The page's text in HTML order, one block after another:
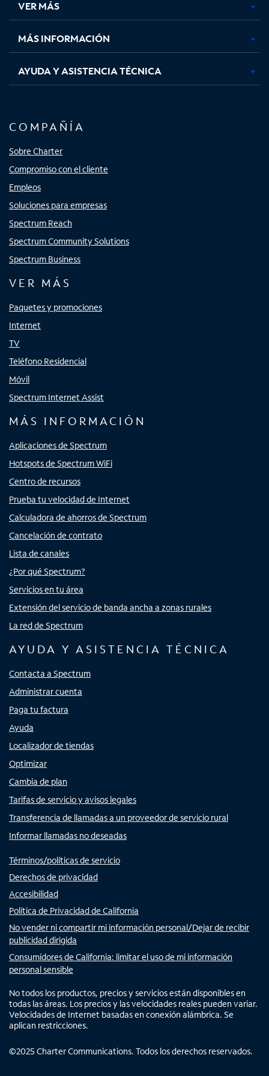
pestaña
nueva
pestaña
nueva
pestaña
nuevanueva
VER MÁS
MÁS INFORMACIÓN
AYUDA Y ASISTENCIA TÉCNICA
COMPAÑÍA
Sobre Charter
Compromiso con el cliente
Empleos
Soluciones para empresas
Spectrum Reach
Spectrum Community Solutions
Spectrum Business
VER MÁS
Paquetes y promociones
Internet
TV
Teléfono Residencial
Móvil
Spectrum Internet Assist
MÁS INFORMACIÓN
Aplicaciones de Spectrum
Hotspots de Spectrum WiFi
Centro de recursos
Prueba tu velocidad de Internet
Calculadora de ahorros de Spectrum
Cancelación de contrato
Lista de canales
¿Por qué Spectrum?
Servicios en tu área
Extensión del servicio de banda ancha a zonas rurales
La red de Spectrum
AYUDA Y ASISTENCIA TÉCNICA
Contacta a Spectrum
Administrar cuenta
Paga tu factura
Ayuda
Localizador de tiendas
Optimizar
Cambia de plan
Tarifas de servicio y avisos legales
Transferencia de llamadas a un proveedor de servicio rural
Informar llamadas no deseadas
Términos/políticas de servicio
Derechos de privacidad
Accesibilidad
Política de Privacidad de California
No vender ni compartir mi información personal/Dejar de recibir
publicidad dirigida
Consumidores de California: limitar el uso de mi información
personal sensible
No todos los productos, precios y servicios están disponibles en
todas las áreas. Los precios y las velocidades reales pueden variar.
Velocidades de Internet basadas en conexión alámbrica. Se
aplican restricciones.
©2025 Charter Communications. Todos los derechos reservados.